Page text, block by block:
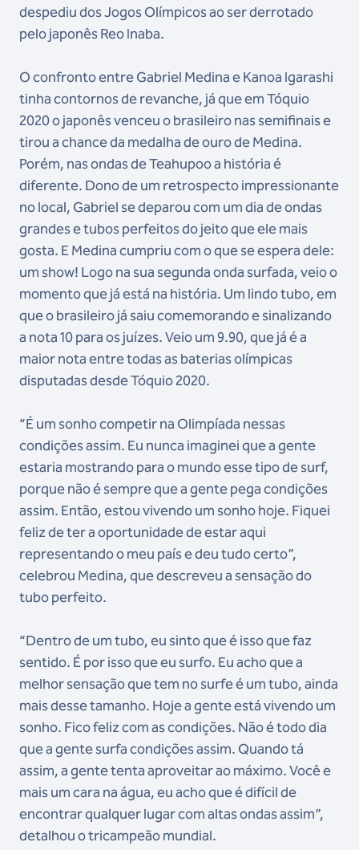
despediu dos Jogos Olímpicos ao ser derrotado
pelo japonês Reo Inaba.
O confronto entre Gabriel Medina e Kanoa Igarashi
tinha contornos de revanche, já que em Tóquio
2020 o japonês venceu o brasileiro nas semifinais e
tirou a chance da medalha de ouro de Medina.
Porém, nas ondas de Teahupoo a história é
diferente. Dono de um retrospecto impressionante
no local, Gabriel se deparou com um dia de ondas
grandes e tubos perfeitos do jeito que ele mais
gosta. E Medina cumpriu com o que se espera dele:
um show! Logo na sua segunda onda surfada, veio o
momento que já está na história. Um lindo tubo, em
que o brasileiro já saiu comemorando e sinalizando
a nota 10 para os juízes. Veio um 9.90, que já é a
maior nota entre todas as baterias olímpicas
disputadas desde Tóquio 2020.
“É um sonho competir na Olimpíada nessas
condições assim. Eu nunca imaginei que a gente
estaria mostrando para o mundo esse tipo de surf,
porque não é sempre que a gente pega condições
assim. Então, estou vivendo um sonho hoje. Fiquei
feliz de ter a oportunidade de estar aqui
representando o meu país e deu tudo certo”,
celebrou Medina, que descreveu a sensação do
tubo perfeito.
“Dentro de um tubo, eu sinto que é isso que faz
sentido. É por isso que eu surfo. Eu acho que a
melhor sensação que tem no surfe é um tubo, ainda
mais desse tamanho. Hoje a gente está vivendo um
sonho. Fico feliz com as condições. Não é todo dia
que a gente surfa condições assim. Quando tá
assim, a gente tenta aproveitar ao máximo. Você e
mais um cara na água, eu acho que é difícil de
encontrar qualquer lugar com altas ondas assim”,
detalhou o tricampeão mundial.